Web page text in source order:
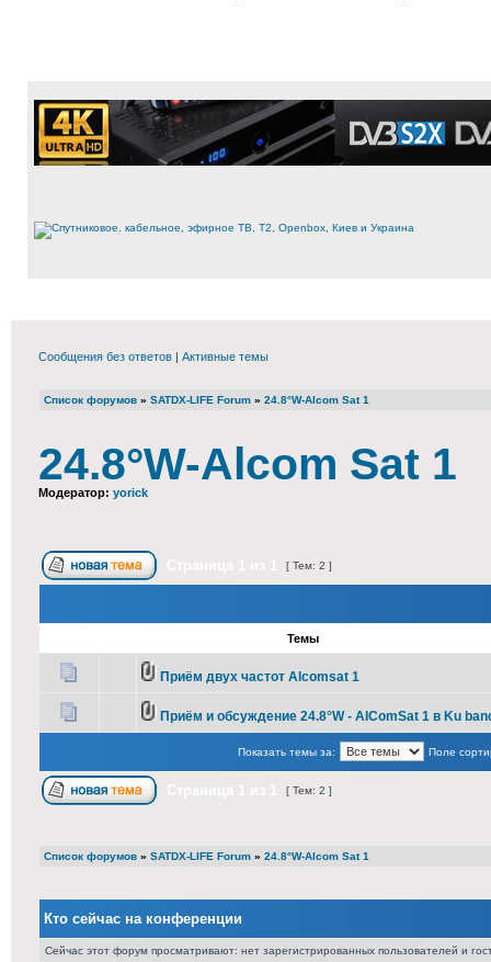
Сообщения без ответов | Активные темы
Список форумов » SATDX-LIFE Forum » 24.8°W-Alcom Sat 1
24.8°W-Alcom Sat 1
Модератор: yorick
[ Тем: 2 ]
Темы
Приём двух частот Alcomsat 1
Приём и обсуждение 24.8°W - AlComSat 1 в Ku
Показать темы за: Поле
[ Тем: 2 ]
Список форумов » SATDX-LIFE Forum » 24.8°W-Alcom Sat 1
Кто сейчас на конференции
Сейчас этот форум просматривают: нет зарегистрированных пользователей и